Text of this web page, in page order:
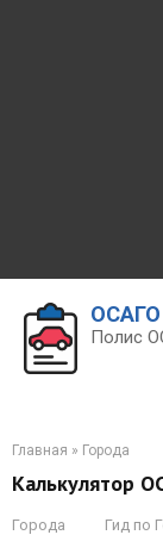
ОСАГО
Полис
Главная » Города
Калькулятор
Города Гид по